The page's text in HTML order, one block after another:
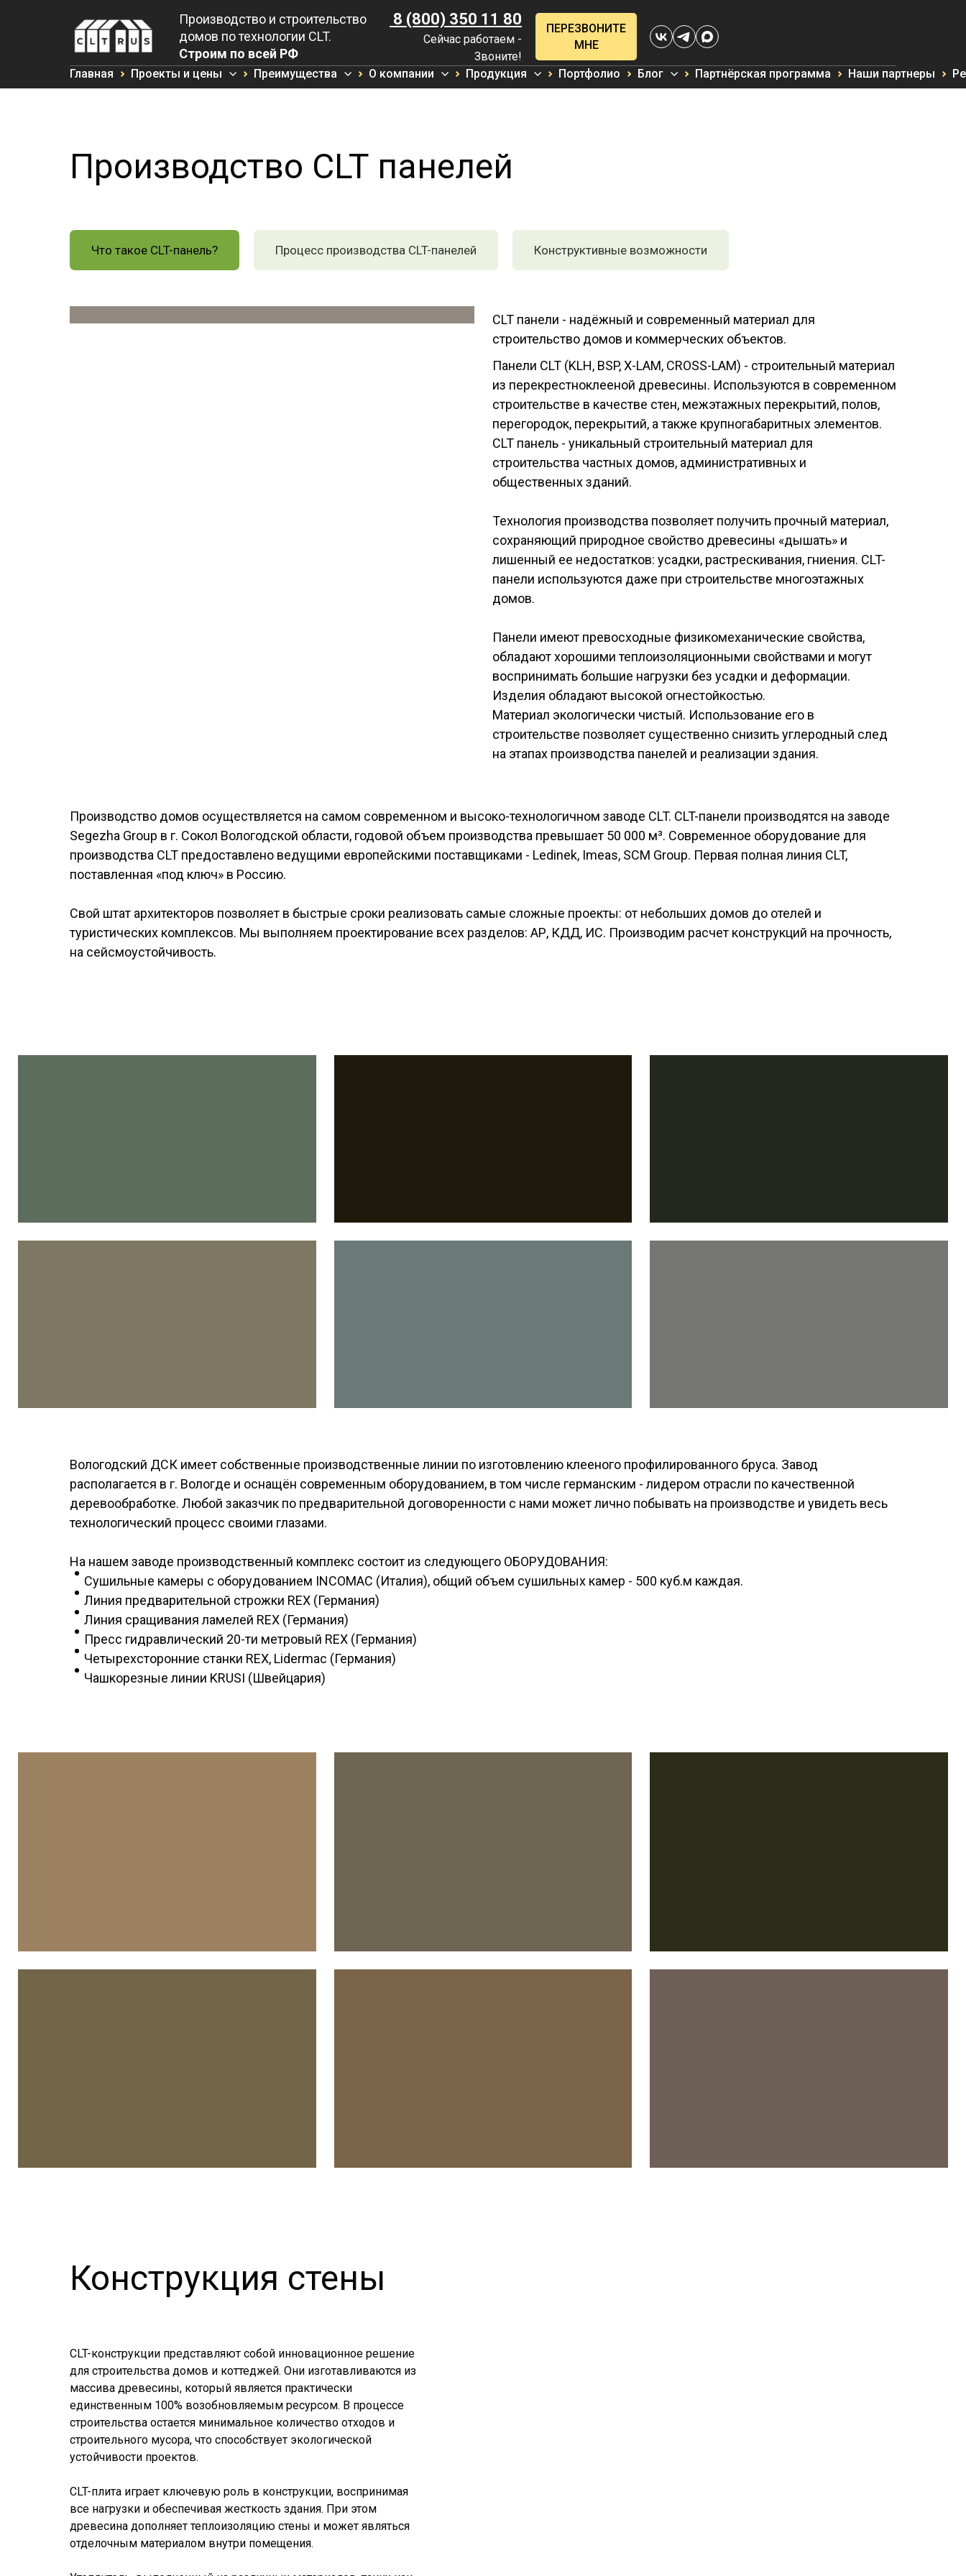
Производство и строительство
домов по технологии CLT.
Cтроим по всей РФ
8 (800) 350 11 80
Сейчас работаем -
Звоните!
ПЕРЕЗВОНИТЕ
МНЕ
Главная Проекты и цены Преимущества О компании Продукция Портфолио Блог Партнёрская программа Наши партнеры
Производство CLT панелей
Что такое CLT-панель? Процесс производства CLT-панелей Конструктивные возможности
CLT панели - надёжный и современный материал для
строительство домов и коммерческих объектов.
Панели CLT (KLH, BSP, X-LAM, CROSS-LAM) - строительный материал
из перекрестноклееной древесины. Используются в современном
строительстве в качестве стен, межэтажных перекрытий, полов,
перегородок, перекрытий, а также крупногабаритных элементов.
CLT панель - уникальный строительный материал для
строительства частных домов, административных и
общественных зданий.
Технология производства позволяет получить прочный материал,
сохраняющий природное свойство древесины «дышать» и
лишенный ее недостатков: усадки, растрескивания, гниения. CLT-
панели используются даже при строительстве многоэтажных
домов.
Панели имеют превосходные физикомеханические свойства,
обладают хорошими теплоизоляционными свойствами и могут
воспринимать большие нагрузки без усадки и деформации.
Изделия обладают высокой огнестойкостью.
Материал экологически чистый. Использование его в
строительстве позволяет существенно снизить углеродный след
на этапах производства панелей и реализации здания.
Производство домов осуществляется на самом современном и высоко-технологичном заводе CLT. CLT-панели производятся на заводе
Segezha Group в г. Сокол Вологодской области, годовой объем производства превышает 50 000 м³. Современное оборудование для
производства CLT предоставлено ведущими европейскими поставщиками - Ledinek, Imeas, SCM Group. Первая полная линия CLT,
поставленная «под ключ» в Россию.
Свой штат архитекторов позволяет в быстрые сроки реализовать самые сложные проекты: от небольших домов до отелей и
туристических комплексов. Мы выполняем проектирование всех разделов: АР, КДД, ИС. Производим расчет конструкций на прочность,
на сейсмоустойчивость.
Вологодский ДСК имеет собственные производственные линии по изготовлению клееного профилированного бруса. Завод
располагается в г. Вологде и оснащён современным оборудованием, в том числе германским - лидером отрасли по качественной
деревообработке. Любой заказчик по предварительной договоренности с нами может лично побывать на производстве и увидеть весь
технологический процесс своими глазами.
На нашем заводе производственный комплекс состоит из следующего ОБОРУДОВАНИЯ:
Сушильные камеры с оборудованием INCOMAC (Италия), общий объем сушильных камер - 500 куб.м каждая.
Линия предварительной строжки REX (Германия)
Линия сращивания ламелей REX (Германия)
Пресс гидравлический 20-ти метровый REX (Германия)
Четырехсторонние станки REX, Lidermac (Германия)
Чашкорезные линии KRUSI (Швейцария)
Конструкция стены
CLT-конструкции представляют собой инновационное решение
для строительства домов и коттеджей. Они изготавливаются из
массива древесины, который является практически
единственным 100% возобновляемым ресурсом. В процессе
строительства остается минимальное количество отходов и
строительного мусора, что способствует экологической
устойчивости проектов.
CLT-плита играет ключевую роль в конструкции, воспринимая
все нагрузки и обеспечивая жесткость здания. При этом
древесина дополняет теплоизоляцию стены и может являться
отделочным материалом внутри помещения.